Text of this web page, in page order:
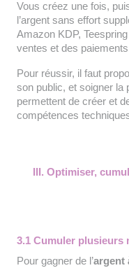
Vous créez une fois,
l’argent sans effort
Amazon KDP,
ventes et des
Pour réussir, il faut
son public, et soigner la
permettent de créer et
compétences
III. Optimiser,
3.1 Cumuler plusieurs
Pour gagner de l’argent